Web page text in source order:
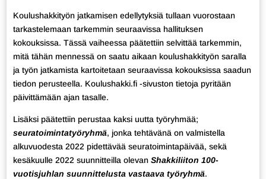
Koulushakkityön jatkamisen edellytyksiä tullaan vuorostaan
tarkastelemaan tarkemmin seuraavissa hallituksen
kokouksissa. Tässä vaiheessa päätettiin selvittää tarkemmin,
mitä tähän mennessä on saatu aikaan koulushakkityön saralla
ja työn jatkamista kartoitetaan seuraavissa kokouksissa saadun
tiedon perusteella. Koulushakki.fi -sivuston tietoja pyritään
päivittämään ajan tasalle.
Lisäksi päätettiin perustaa kaksi uutta työryhmää;
seuratoimintatyöryhmä, jonka tehtävänä on valmistella
alkuvuodesta 2022 pidettävää seuratoimintapäivää, sekä
kesäkuulle 2022 suunnitteilla olevan Shakkiliiton 100-
vuotisjuhlan suunnittelusta vastaava työryhmä.